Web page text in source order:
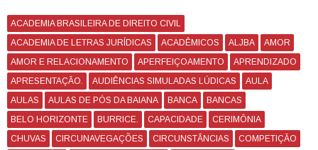
ACADEMIA BRASILEIRA DE DIREITO CIVIL
ACADEMIA DE LETRAS JURÍDICAS
ACADÊMICOS ALJBA
AMOR
AMOR E RELACIONAMENTO
APERFEIÇOAMENTO
APRENDIZADO
APRESENTAÇÃO.
AUDIÊNCIAS SIMULADAS LÚDICAS
AULA
AULAS
AULAS DE PÓS DA BAIANA BANCA
BANCAS
BELO HORIZONTE
BURRICE. CAPACIDADE
CERIMÔNIA
CHUVAS
CIRCUNAVEGAÇÕES CIRCUNSTÂNCIAS
COMPETIÇÃO